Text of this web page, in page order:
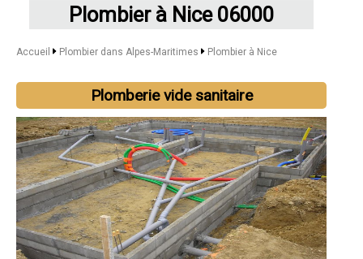
Plombier à Nice 06000
Accueil Plombier dans Alpes-Maritimes Plombier à Nice
Plomberie vide sanitaire